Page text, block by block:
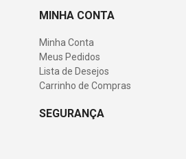
MINHA CONTA
Minha Conta
Meus Pedidos
Lista de Desejos
Carrinho de Compras
SEGURANÇA